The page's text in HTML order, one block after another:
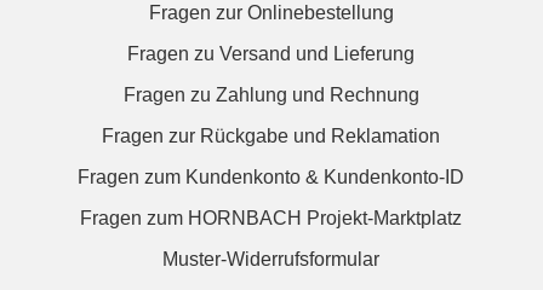
Fragen zur Onlinebestellung
Fragen zu Versand und Lieferung
Fragen zu Zahlung und Rechnung
Fragen zur Rückgabe und Reklamation
Fragen zum Kundenkonto & Kundenkonto-ID
Fragen zum HORNBACH Projekt-Marktplatz
Muster-Widerrufsformular